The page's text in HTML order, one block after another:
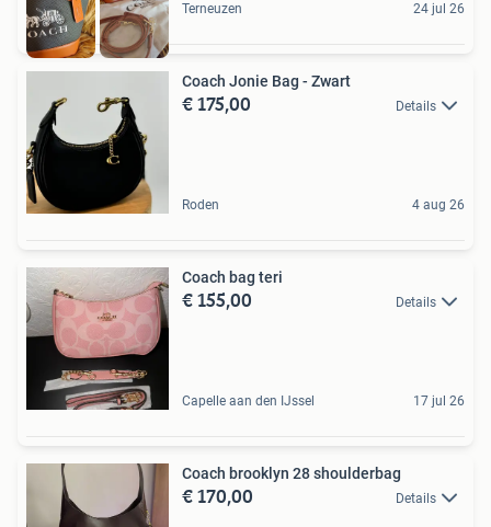
Terneuzen 24 jul 26
Coach Jonie Bag - Zwart
€ 175,00 Details
Roden 4 aug 26
Coach bag teri
€ 155,00 Details
Capelle aan den IJssel 17 jul 26
Coach brooklyn 28 shoulderbag
€ 170,00 Details